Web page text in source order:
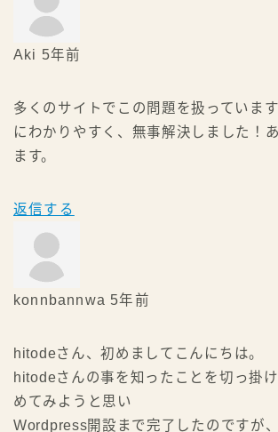
Aki 5年前
多くのサイトでこの問題を扱っていま
にわかりやすく、無事解決しました！
ます。
返信する
konnbannwa 5年前
hitodeさん、初めましてこんにちは。
hitodeさんの事を知ったことを切っ掛
めてみようと思い
Wordpress開設まで完了したのですが、